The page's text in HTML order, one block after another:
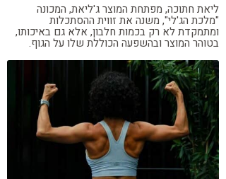
ליאת חתוכה, מפתחת המוצר ג'ליאת, המכונה
"מלכת הג'לי", משנה את זווית ההסתכלות
ומתמקדת לא רק בכמות חלבון, אלא גם באיכותו,
בטוהר המוצר ובהשפעה הכוללת שלו על הגוף.